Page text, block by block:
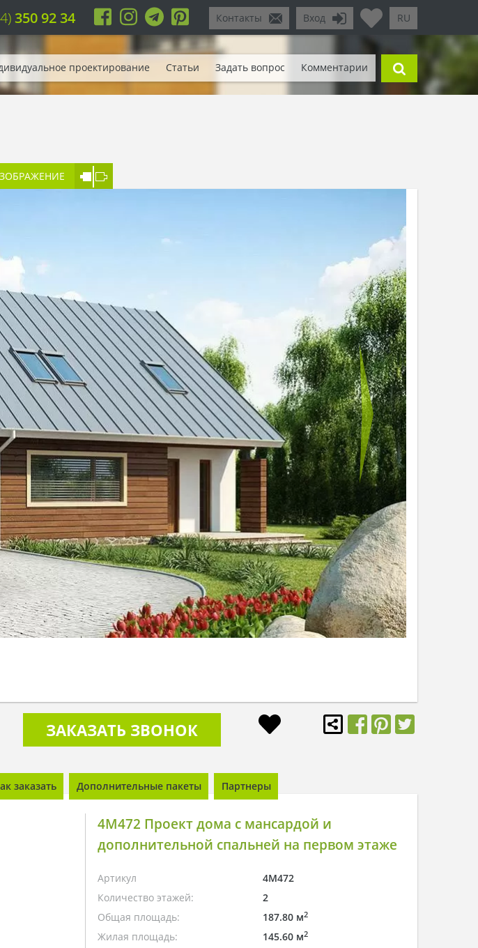
RU
Вход
Контакты
350 92 34
проектирование Статьи Задать вопрос Комментарии
ЗАКАЗАТЬ ЗВОНОК
заказать Дополнительные пакеты Партнеры
4M472 Проект дома с мансардой и
дополнительной спальней на первом этаже
Артикул
4M472
Количество этажей:
2
Общая площадь:
187.80 м2
Жилая площадь: 145.60 м2